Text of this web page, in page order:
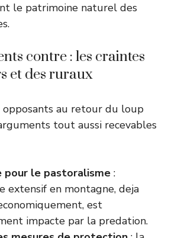
le patrimoine naturel des
contre : les craintes
et des ruraux
opposants au retour du loup
tout aussi recevables
pour le pastoralisme :
extensif en montagne, deja
est
impacte par la predation.